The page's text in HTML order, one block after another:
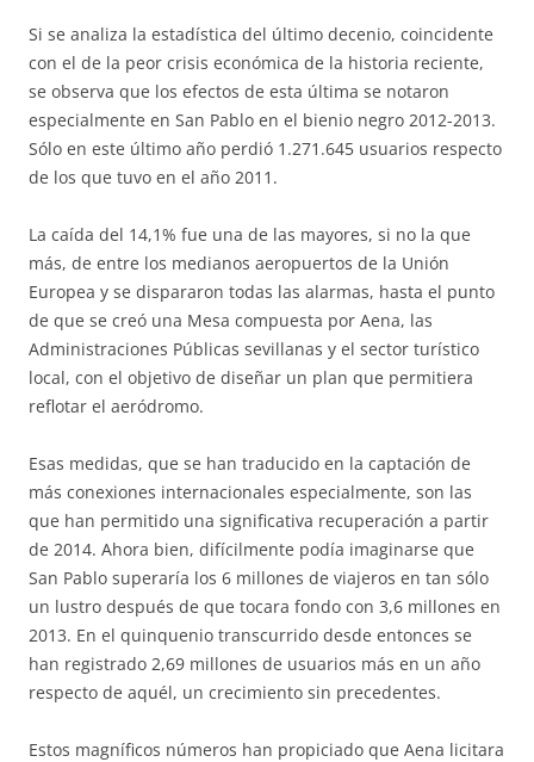
Si se analiza la estadística del último decenio, coincidente
con el de la peor crisis económica de la historia reciente,
se observa que los efectos de esta última se notaron
especialmente en San Pablo en el bienio negro 2012-2013.
Sólo en este último año perdió 1.271.645 usuarios respecto
de los que tuvo en el año 2011.
La caída del 14,1% fue una de las mayores, si no la que
más, de entre los medianos aeropuertos de la Unión
Europea y se dispararon todas las alarmas, hasta el punto
de que se creó una Mesa compuesta por Aena, las
Administraciones Públicas sevillanas y el sector turístico
local, con el objetivo de diseñar un plan que permitiera
reflotar el aeródromo.
Esas medidas, que se han traducido en la captación de
más conexiones internacionales especialmente, son las
que han permitido una significativa recuperación a partir
de 2014. Ahora bien, difícilmente podía imaginarse que
San Pablo superaría los 6 millones de viajeros en tan sólo
un lustro después de que tocara fondo con 3,6 millones en
2013. En el quinquenio transcurrido desde entonces se
han registrado 2,69 millones de usuarios más en un año
respecto de aquél, un crecimiento sin precedentes.
Estos magníficos números han propiciado que Aena licitara